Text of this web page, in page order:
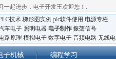
一起进步，电子开发王欢迎您！ .
技术 梯形图实例 plc软件使用 电源专栏
车电子 照明电器 电子制作 振荡信号
路原理 模拟电子 数字电子 音频电路 无线电
子机械 编程学习